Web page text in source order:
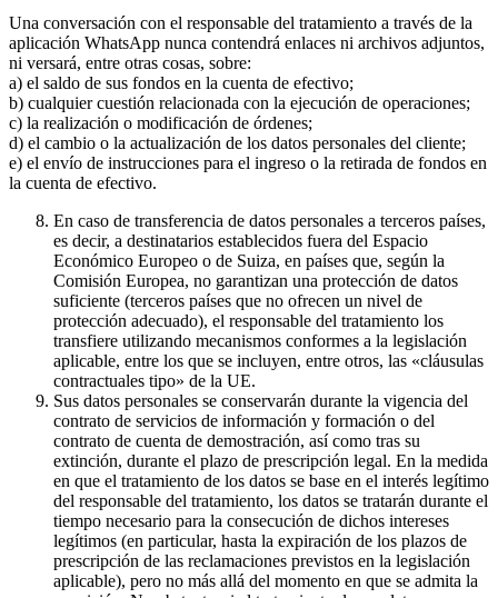
Una conversación con el responsable del tratamiento a través de la
aplicación WhatsApp nunca contendrá enlaces ni archivos adjuntos,
ni versará, entre otras cosas, sobre:
a) el saldo de sus fondos en la cuenta de efectivo;
b) cualquier cuestión relacionada con la ejecución de operaciones;
c) la realización o modificación de órdenes;
d) el cambio o la actualización de los datos personales del cliente;
e) el envío de instrucciones para el ingreso o la retirada de fondos en
la cuenta de efectivo.
En caso de transferencia de datos personales a terceros países,
es decir, a destinatarios establecidos fuera del Espacio
Económico Europeo o de Suiza, en países que, según la
Comisión Europea, no garantizan una protección de datos
suficiente (terceros países que no ofrecen un nivel de
protección adecuado), el responsable del tratamiento los
transfiere utilizando mecanismos conformes a la legislación
aplicable, entre los que se incluyen, entre otros, las «cláusulas
contractuales tipo» de la UE.
Sus datos personales se conservarán durante la vigencia del
contrato de servicios de información y formación o del
contrato de cuenta de demostración, así como tras su
extinción, durante el plazo de prescripción legal. En la medida
en que el tratamiento de los datos se base en el interés legítimo
del responsable del tratamiento, los datos se tratarán durante el
tiempo necesario para la consecución de dichos intereses
legítimos (en particular, hasta la expiración de los plazos de
prescripción de las reclamaciones previstos en la legislación
aplicable), pero no más allá del momento en que se admita la